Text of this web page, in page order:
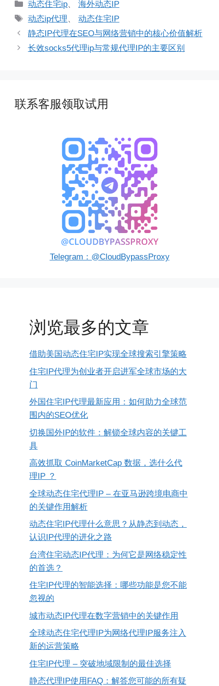
分
类
动态住宅ip、海外动态IP
标
签
动态ip代理、动态住宅IP
静态IP代理在SEO与网络营销中的核心价值解析
长效socks5代理ip与常规代理IP的主要区别
联系客服领取试用
Telegram：@CloudBypassProxy
浏览最多的文章
借助美国动态住宅IP实现全球搜索引擎策略
住宅IP代理为创业者开启进军全球市场的大
门
外国住宅IP代理最新应用：如何助力全球范
围内的SEO优化
切换国外IP的软件：解锁全球内容的关键工
具
高效抓取 CoinMarketCap 数据，选什么代
理IP ？
全球动态住宅代理IP – 在亚马逊跨境电商中
的关键作用解析
动态住宅IP代理什么意思？从静态到动态，
认识IP代理的进化之路
台湾住宅动态IP代理：为何它是网络稳定性
的首选？
住宅IP代理的智能选择：哪些功能是您不能
忽视的
城市动态IP代理在数字营销中的关键作用
全球动态住宅代理IP为网络代理IP服务注入
新的运营策略
住宅IP代理 – 突破地域限制的最佳选择
静态代理IP使用FAQ：解答您可能的所有疑